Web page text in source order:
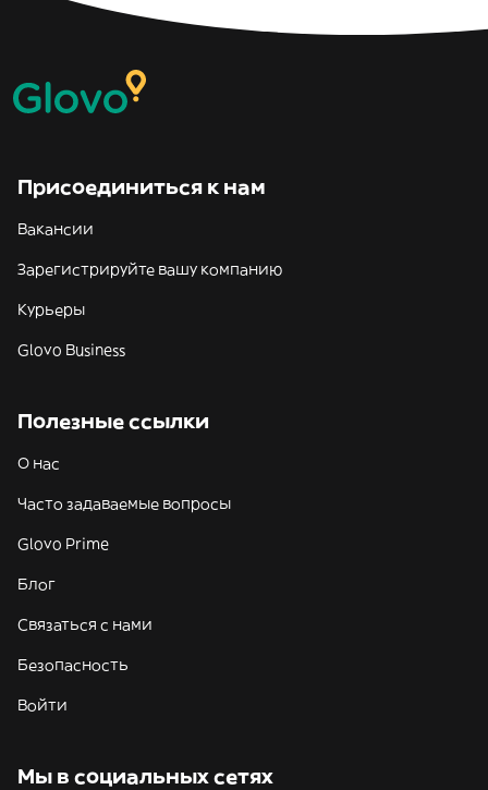
Присоединиться к нам
Вакансии
Зарегистрируйте вашу компанию
Курьеры
Glovo Business
Полезные ссылки
О нас
Часто задаваемые вопросы
Glovo Prime
Блог
Связаться с нами
Безопасность
Войти
Мы в социальных сетях